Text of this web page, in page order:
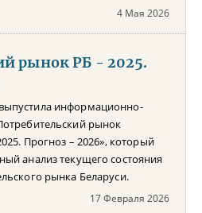
4 Мая 2026
рынок РБ - 2025.
информационно-
рынок
Прогноз – 2026», который
анализ текущего состояния
рынка Беларуси.
17 Февраля 2026